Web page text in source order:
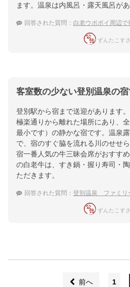
ます。温泉は内風呂・露天風呂があ
回答された質問： 白老ウポポイ周辺で宿泊
ずんたこす
客室数の少ない登別温泉の
登別駅から宿まで送迎があります
極楽通りから離れた場所にあり、
最小です）の静かな宿です。温泉
で、宿のすぐ脇を流れる川のせせ
宿一番人気の牛三昧会席がおすす
の白老牛は、すき鍋・握り寿司・
ただきます。
回答された質問： 登別温泉 ファミリータイプでは
ずんたこす
前へ 1